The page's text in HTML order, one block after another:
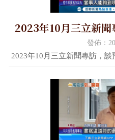
2023年10月三立新聞
發佈：
2023年10月三立新聞專訪，談